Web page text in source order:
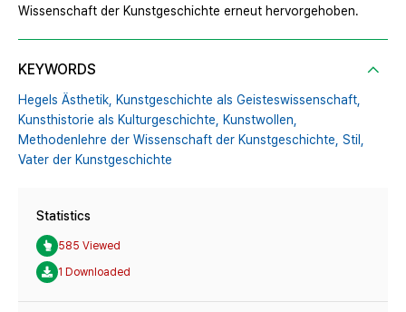
Wissenschaft der Kunstgeschichte erneut hervorgehoben.
KEYWORDS
Hegels Ästhetik, Kunstgeschichte als Geisteswissenschaft,
Kunsthistorie als Kulturgeschichte, Kunstwollen,
Methodenlehre der Wissenschaft der Kunstgeschichte, Stil,
Vater der Kunstgeschichte
Statistics
585 Viewed
1 Downloaded